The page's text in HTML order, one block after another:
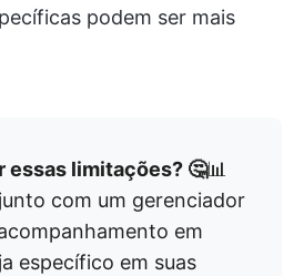
podem ser mais
essas limitações? 🤔📊
com um gerenciador
em
específico em suas